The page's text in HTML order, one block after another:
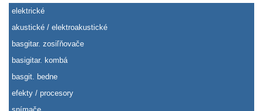
elektrické
akustické / elektroakustické
basgitar. zosiľňovače
basigitar. kombá
basgit. bedne
efekty / procesory